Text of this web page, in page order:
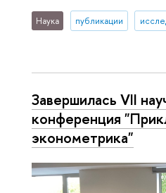
Наука публикации
Завершилась VII
конференция
эконометрика"